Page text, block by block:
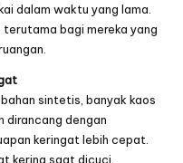
dalam waktu yang lama.
bagi mereka yang
sintetis, banyak kaos
dirancang dengan
keringat lebih cepat.
kering saat dicuci,